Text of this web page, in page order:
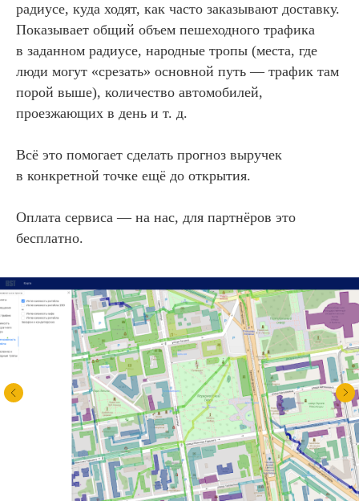
радиусе, куда ходят, как часто заказывают доставку.
Показывает общий объем пешеходного трафика
в заданном радиусе, народные тропы (места, где
люди могут «срезать» основной путь — трафик там
порой выше), количество автомобилей,
проезжающих в день и т. д.
Всё это помогает сделать прогноз выручек
в конкретной точке ещё до открытия.
Оплата сервиса — на нас, для партнёров это
бесплатно.